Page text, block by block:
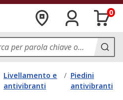
0
Livellamento e
antivibranti
/ Piedini
antivibranti